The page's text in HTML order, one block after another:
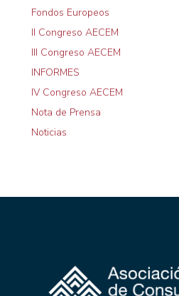
Fondos Europeos
II Congreso AECEM
III Congreso AECEM
INFORMES
IV Congreso AECEM
Nota de Prensa
Noticias